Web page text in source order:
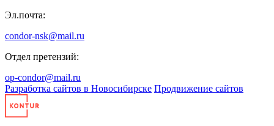
Эл.почта:
condor-nsk@mail.ru
Отдел претензий:
op-condor@mail.ru
Разработка сайтов в Новосибирске Продвижение сайтов